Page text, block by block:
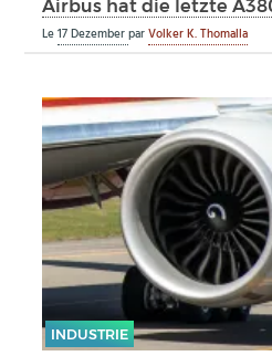
Airbus hat die letzte
Le17 DezemberparVolker K. Thomalla
INDUSTRIE